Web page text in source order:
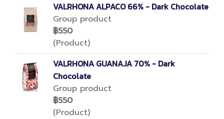
VALRHONA ALPACO 66% - Dark Chocolate
Group product
฿550
(Product)
VALRHONA GUANAJA 70% - Dark
Chocolate
Group product
฿550
(Product)